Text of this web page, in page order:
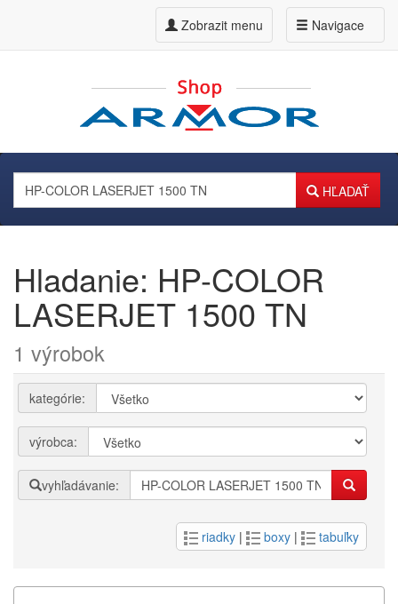
Navigace
Zobrazit menu
HĽADAŤ
Hladanie: HP-COLOR
LASERJET 1500 TN
1 výrobok
kategórie:
výrobca:
vyhľadávanie:
riadky | boxy | tabuľky